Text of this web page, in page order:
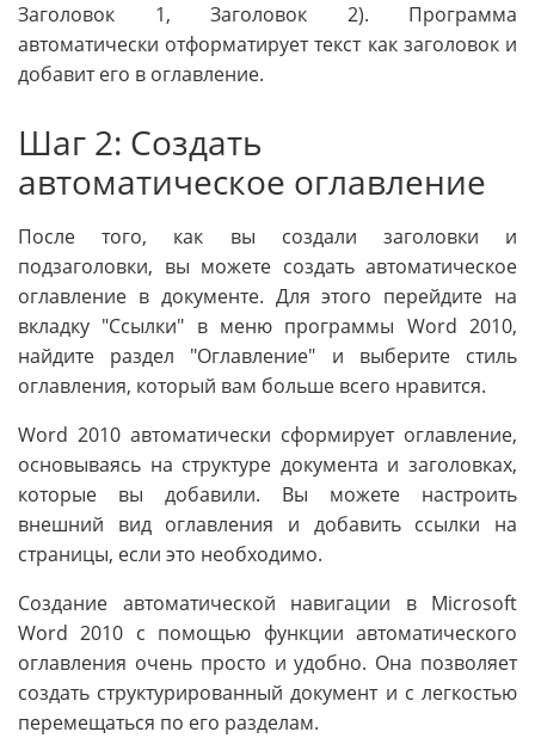
Заголовок 1, Заголовок 2). Программа
автоматически отформатирует текст как заголовок и
добавит его в оглавление.
Шаг 2: Создать
автоматическое оглавление
После того, как вы создали заголовки и
подзаголовки, вы можете создать автоматическое
оглавление в документе. Для этого перейдите на
вкладку "Ссылки" в меню программы Word 2010,
найдите раздел "Оглавление" и выберите стиль
оглавления, который вам больше всего нравится.
Word 2010 автоматически сформирует оглавление,
основываясь на структуре документа и заголовках,
которые вы добавили. Вы можете настроить
внешний вид оглавления и добавить ссылки на
страницы, если это необходимо.
Создание автоматической навигации в Microsoft
Word 2010 с помощью функции автоматического
оглавления очень просто и удобно. Она позволяет
создать структурированный документ и с легкостью
перемещаться по его разделам.